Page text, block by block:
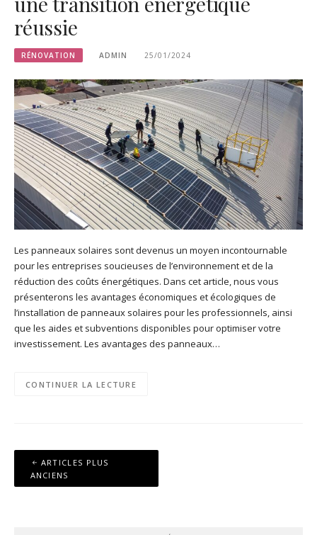
réussie
RÉNOVATION ADMIN 25/01/2024
Les panneaux solaires sont devenus un moyen incontournable
pour les entreprises soucieuses de l’environnement et de la
réduction des coûts énergétiques. Dans cet article, nous vous
présenterons les avantages économiques et écologiques de
l’installation de panneaux solaires pour les professionnels, ainsi
que les aides et subventions disponibles pour optimiser votre
investissement. Les avantages des panneaux…
CONTINUER LA LECTURE
Navigation
des
ARTICLES PLUS
ANCIENS